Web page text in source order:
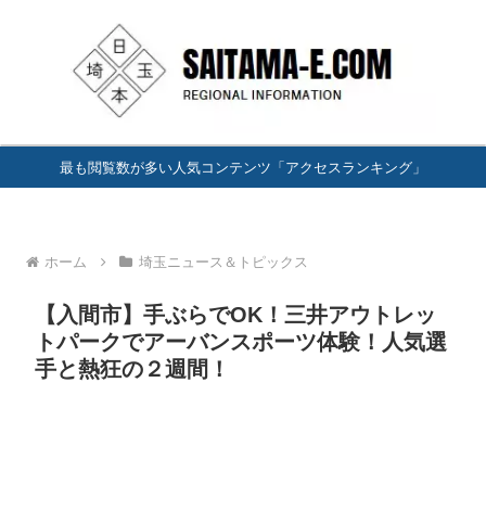
最も閲覧数が多い人気コンテンツ「アクセスランキング」
ホーム 埼玉ニュース＆トピックス
【入間市】手ぶらでOK！三井アウトレッ
トパークでアーバンスポーツ体験！人気選
手と熱狂の２週間！